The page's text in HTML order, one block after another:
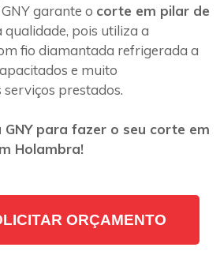
garante o corte em pilar de
pois utiliza a
fio diamantada refrigerada a
e muito
prestados.
para fazer o seu corte em
Holambra!
ORÇAMENTO